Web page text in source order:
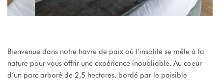
Bienvenue dans notre havre de paix où l’insolite se mêle à la
nature pour vous offrir une expérience inoubliable. Au coeur
d’un parc arboré de 2,5 hectares, bordé par le paisible
Accueil
Les Cabanes
Restaurants